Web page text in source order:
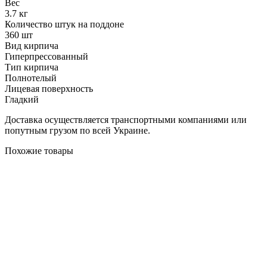
Вес
3.7 кг
Количество штук на поддоне
360 шт
Вид кирпича
Гиперпрессованный
Тип кирпича
Полнотелый
Лицевая поверхность
Гладкий
Доставка осуществляется транспортными компаниями или
попутным грузом по всей Украине.
Похожие товары